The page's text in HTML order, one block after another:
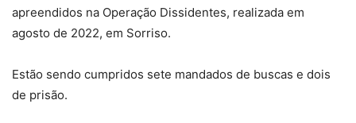
apreendidos na Operação Dissidentes, realizada em
agosto de 2022, em Sorriso.
Estão sendo cumpridos sete mandados de buscas e dois
de prisão.